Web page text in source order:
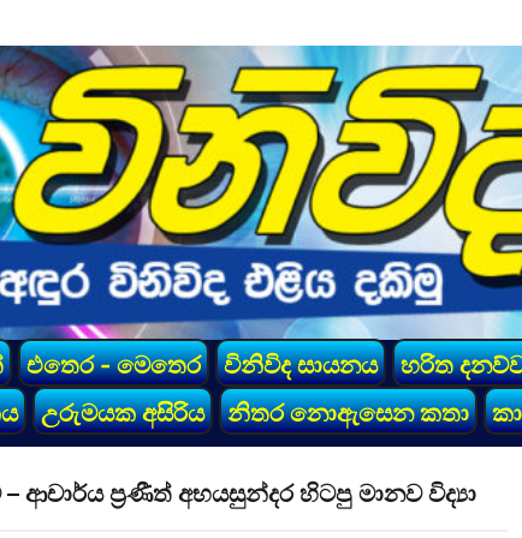
එතෙර - මෙතෙර විනිවිද සායනය හරිත
උරුමයක අසිරිය නිතර නොඇසෙන කතා
ප්‍රණීත් අභයසුන්දර හිටපු මානව විද්‍යා